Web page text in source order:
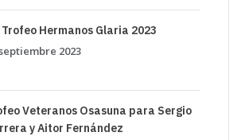
Trofeo Hermanos Glaria 2023
2023
Veteranos Osasuna para Sergio
y Aitor Fernández